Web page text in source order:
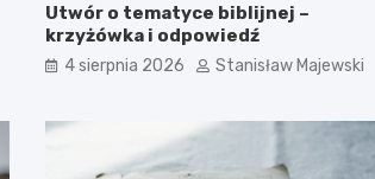
Utwór o tematyce biblijnej –
krzyżówka i odpowiedź
4 sierpnia 2026 Stanisław Majewski